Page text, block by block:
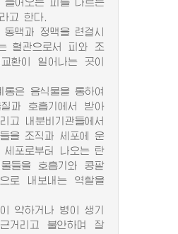
들어오는 피를 나르는
고 한다.
맥과 정맥을 련결시
혈관으로서 피와 조
환이 일어나는 곳이
은 음식물을 통하여
과 호흡기에서 받아
고 내분비기관들에서
을 조직과 세포에 운
세포로부터 나오는 탄
들을 호흡기와 콩팥
로 내보내는 역할을
약하거나 병이 생기
거리고 불안하며 잘